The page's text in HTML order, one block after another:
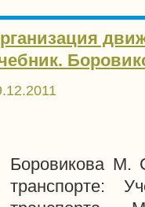
Боровикова М.
транспорте: